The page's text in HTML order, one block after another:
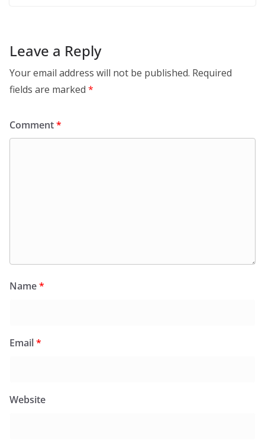
Leave a Reply
Your email address will not be published. Required
fields are marked *
Comment*
Name*
Email*
Website